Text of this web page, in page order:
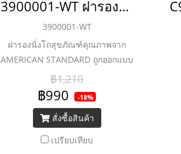
3900001-WT ฝารองนั่ง รุ่น 39 สีขาว ทดแทน 3900000-WT
3900001-WT
ฝารองนั่งโถสุขภัณฑ์คุณภาพจาก
AMERICAN STANDARD ถูกออกแบบ
มาให้กระชับ สบายเพื่อให้เข้ากับ
สรีระศาสตร์ของผู้ใช้โดยเฉพาะ
พร้อมทั้งมีความทนทานต่อการใช้งาน
เนื่องจากวัสดุผ่านกระบวนการผลิต
จากพลาสติกคุณภาพสูงทำให้มีความ
฿1,210
฿990 -18%
สั่งซื้อสินค้า
เปรียบเทียบ